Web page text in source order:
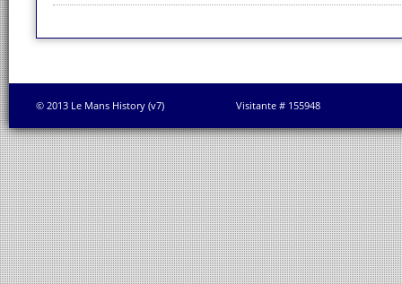
© 2013 Le Mans History (v7) Visitante # 155948